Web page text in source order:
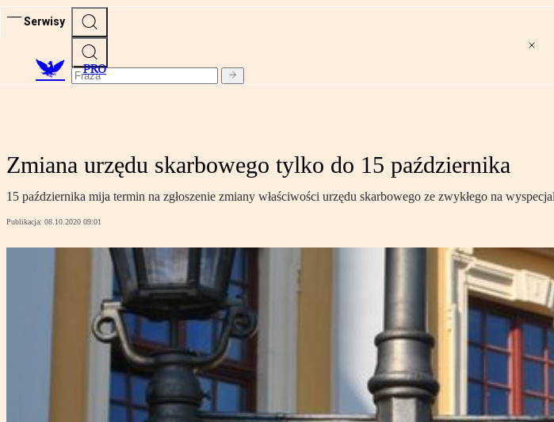
Serwisy
PRO
Zmiana urzędu skarbowego tylko do 15 października
15 października mija termin na zgłoszenie zmiany właściwości urzędu skarbowego ze zwykłego na
Publikacja: 08.10.2020 09:01